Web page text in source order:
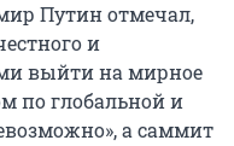
Путин отмечал,
и
выйти на мирное
по глобальной и
а саммит